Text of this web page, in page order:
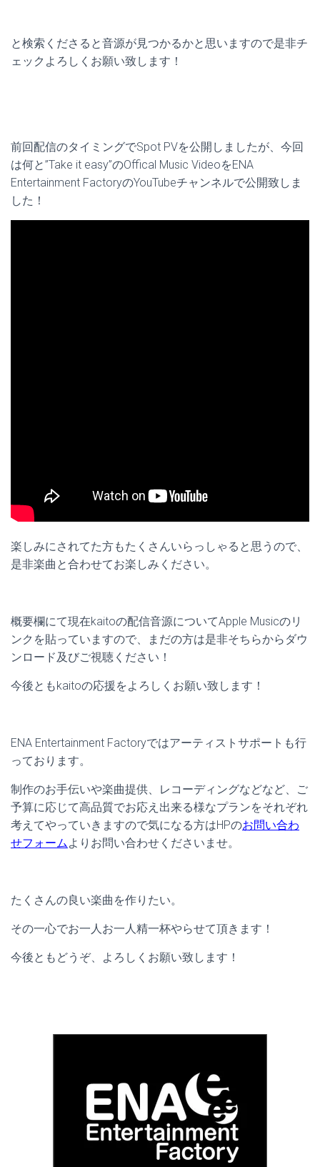
と検索くださると音源が見つかるかと思いますので是非チ
ェックよろしくお願い致します！
前回配信のタイミングでSpot PVを公開しましたが、今回
は何と”Take it easy”のOffical Music VideoをENA
Entertainment FactoryのYouTubeチャンネルで公開致しま
した！
楽しみにされてた方もたくさんいらっしゃると思うので、
是非楽曲と合わせてお楽しみください。
概要欄にて現在kaitoの配信音源についてApple Musicのリ
ンクを貼っていますので、まだの方は是非そちらからダウ
ンロード及びご視聴ください！
今後ともkaitoの応援をよろしくお願い致します！
ENA Entertainment Factoryではアーティストサポートも行
っております。
制作のお手伝いや楽曲提供、レコーディングなどなど、ご
予算に応じて高品質でお応え出来る様なプランをそれぞれ
考えてやっていきますので気になる方はHPのお問い合わ
せフォームよりお問い合わせくださいませ。
たくさんの良い楽曲を作りたい。
その一心でお一人お一人精一杯やらせて頂きます！
今後ともどうぞ、よろしくお願い致します！